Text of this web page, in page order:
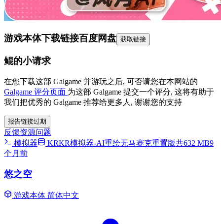
游戏本体下载链接百度网盘 获取链接
鲲的小请求
在您下载这部 Galgame 并游玩之后, 可否请您在本网站的
Galgame 评分页面 为这部 Galgame 提交一个评分, 这将有助于
我们把优秀的 Galgame 推荐给更多人, 谢谢您的支持
报告链接过期
反馈资源问题
模拟器
KRKR模拟器-AI重绘无马赛克重置版共632 MB9
个月前
悠之空
游戏本体 简体中文